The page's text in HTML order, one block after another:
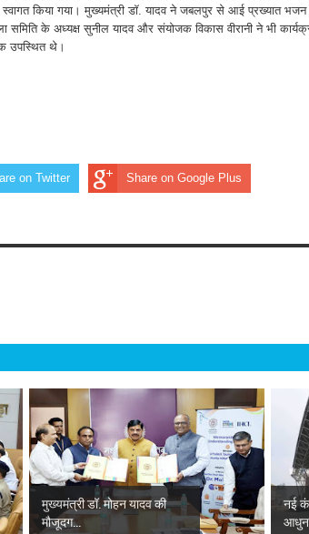
किया गया। मुख्यमंत्री डॉ. यादव ने जबलपुर से आई प्रख्यात भजन
के अध्यक्ष सुनील यादव और संयोजक विकास वीरानी ने भी
उपस्थित थे।
on Twitter Share on Google Plus
मुख्यमंत्री डॉ. मोहन यादव की
मौजूदग...
नई